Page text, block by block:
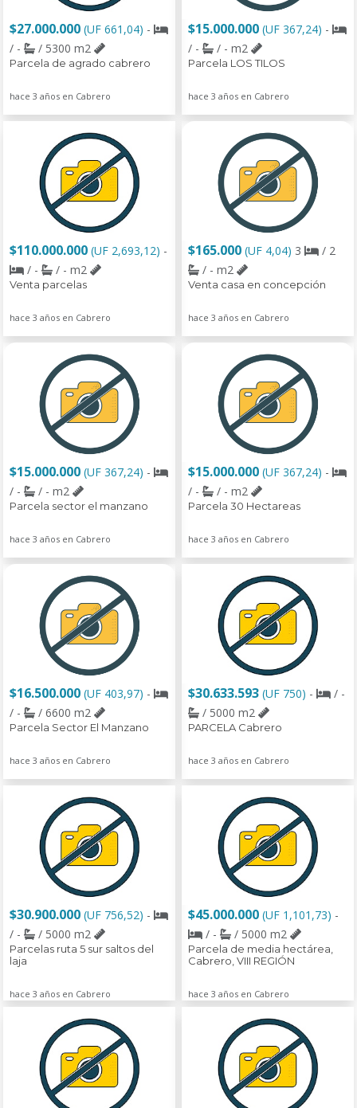
$27.000.000 (UF 661,04) -
/ -
/ 5300 m2
Parcela de agrado cabrero
hace 3 años en Cabrero
$15.000.000 (UF 367,24) -
/ -
/ - m2
Parcela LOS TILOS
hace 3 años en Cabrero
$110.000.000 (UF 2,693,12) -
/ -
/ - m2
Venta parcelas
hace 3 años en Cabrero
$165.000 (UF 4,04) 3
/ 2
/ - m2
Venta casa en concepción
hace 3 años en Cabrero
$15.000.000 (UF 367,24) -
/ -
/ - m2
Parcela sector el manzano
hace 3 años en Cabrero
$15.000.000 (UF 367,24) -
/ -
/ - m2
Parcela 30 Hectareas
hace 3 años en Cabrero
$16.500.000 (UF 403,97) -
/ -
/ 6600 m2
Parcela Sector El Manzano
hace 3 años en Cabrero
$30.633.593 (UF 750) -
/ -
/ 5000 m2
PARCELA Cabrero
hace 3 años en Cabrero
$30.900.000 (UF 756,52) -
/ -
/ 5000 m2
Parcelas ruta 5 sur saltos del
laja
hace 3 años en Cabrero
$45.000.000 (UF 1,101,73) -
/ -
/ 5000 m2
Parcela de media hectárea,
Cabrero, VIII REGIÓN
hace 3 años en Cabrero